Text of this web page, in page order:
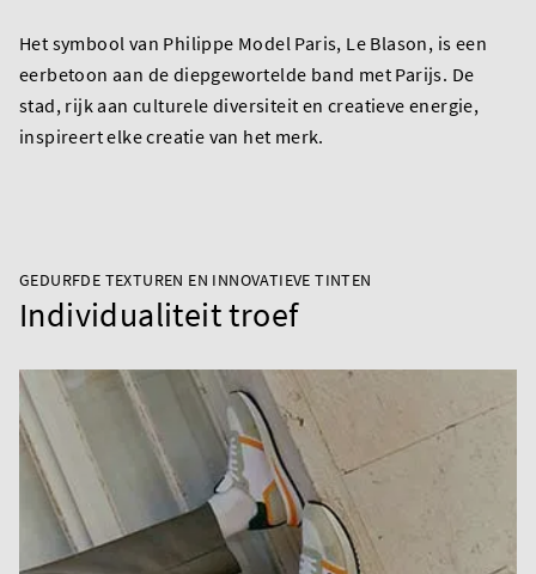
Het symbool van Philippe Model Paris, Le Blason, is een
eerbetoon aan de diepgewortelde band met Parijs. De
stad, rijk aan culturele diversiteit en creatieve energie,
inspireert elke creatie van het merk.
GEDURFDE TEXTUREN EN INNOVATIEVE TINTEN
Individualiteit troef